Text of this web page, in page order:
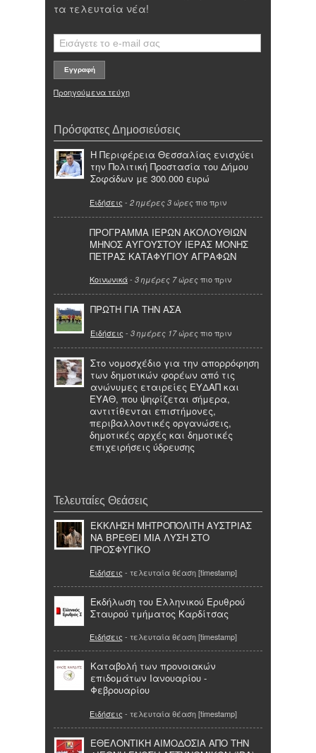
τα τελευταία νέα!
Προηγούμενα τεύχη
Πρόσφατες Δημοσιεύσεις
Η Περιφέρεια Θεσσαλίας ενισχύει
την Πολιτική Προστασία του Δήμου
Σοφάδων με 300.000 ευρώ
Ειδήσεις - 2 ημέρες 3 ώρες πιο πριν
ΠΡΟΓΡΑΜΜΑ ΙΕΡΩΝ ΑΚΟΛΟΥΘΙΩΝ
ΜΗΝΟΣ ΑΥΓΟΥΣΤΟΥ ΙΕΡΑΣ ΜΟΝΗΣ
ΠΕΤΡΑΣ ΚΑΤΑΦΥΓΙΟΥ ΑΓΡΑΦΩΝ
Κοινωνικά- 3 ημέρες 7 ώρες πιο πριν
ΠΡΩΤΗ ΓΙΑ ΤΗΝ ΑΣΑ
Ειδήσεις - 3 ημέρες 17 ώρες πιο πριν
Στο νομοσχέδιο για την απορρόφηση
των δημοτικών φορέων από τις
ανώνυμες εταιρείες ΕΥΔΑΠ και
ΕΥΑΘ, που ψηφίζεται σήμερα,
αντιτίθενται επιστήμονες,
περιβαλλοντικές οργανώσεις,
δημοτικές αρχές και δημοτικές
επιχειρήσεις ύδρευσης
Τελευταίες Θεάσεις
ΕΚΚΛΗΣΗ ΜΗΤΡΟΠΟΛΙΤΗ ΑΥΣΤΡΙΑΣ
ΝΑ ΒΡΕΘΕΙ ΜΙΑ ΛΥΣΗ ΣΤΟ
ΠΡΟΣΦΥΓΙΚΟ
Ειδήσεις - τελευταία θέαση [timestamp]
Εκδήλωση του Ελληνικού Ερυθρού
Σταυρού τμήματος Καρδίτσας
Ειδήσεις - τελευταία θέαση [timestamp]
Καταβολή των προνοιακών
επιδομάτων Ιανουαρίου -
Φεβρουαρίου
Ειδήσεις - τελευταία θέαση [timestamp]
ΕΘΕΛΟΝΤΙΚΗ ΑΙΜΟΔΟΣΙΑ ΑΠΟ ΤΗΝ